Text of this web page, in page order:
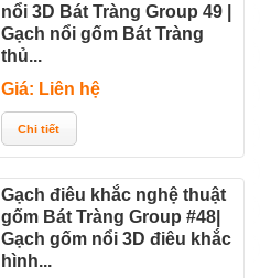
nổi 3D Bát Tràng Group 49 |
Gạch nổi gốm Bát Tràng
thủ...
Giá: Liên hệ
Gạch điêu khắc nghệ thuật
gốm Bát Tràng Group #48|
Gạch gốm nổi 3D điêu khắc
hình...